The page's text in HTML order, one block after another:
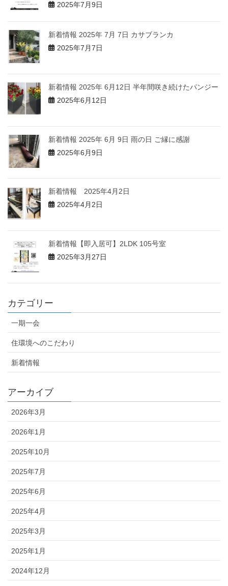
2025年7月9日
新着情報 2025年 7月 7日 カサブランカ
2025年7月7日
新着情報 2025年 6月12日 半年間咲き続けたパンジー
2025年6月12日
新着情報 2025年 6月 9日 雨の日 ご縁に感謝
2025年6月9日
新着情報 2025年4月2日
2025年4月2日
新着情報【即入居可】2LDK 105号室
2025年3月27日
カテゴリー
一期一会
住環境へのこだわり
新着情報
アーカイブ
2026年3月
2026年1月
2025年10月
2025年7月
2025年6月
2025年4月
2025年3月
2025年1月
2024年12月